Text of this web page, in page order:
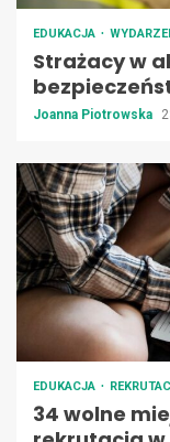
EDUKACJA
Strażacy w
Joanna Piotrowska
EDUKACJA
34 wolne